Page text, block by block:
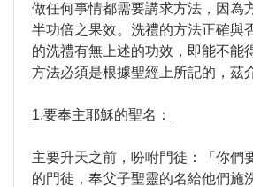
做任何事情都需要講求方法，因為
半功倍之果效。洗禮的方法正確與
的洗禮有無上述的功效，即能不能
方法必須是根據聖經上所記的，茲
1.要奉主耶穌的聖名：
主要升天之前，吩咐門徒：「你們
的門徒，奉父子聖靈的名給他們施